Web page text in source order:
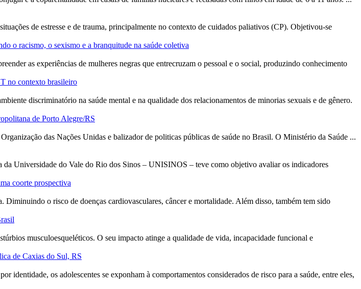
de estresse e de trauma, principalmente no contexto de cuidados paliativos (CP). Objetivou-se
o racismo, o sexismo e a branquitude na saúde coletiva
as experiências de mulheres negras que entrecruzam o pessoal e o social, produzindo conhecimento
no contexto brasileiro
discriminatório na saúde mental e na qualidade dos relacionamentos de minorias sexuais e de gênero.
de Porto Alegre/RS
das Nações Unidas e balizador de politicas públicas de saúde no Brasil. O Ministério da Saúde ...
da Universidade do Vale do Rio dos Sinos – UNISINOS – teve como objetivo avaliar os indicadores
coorte prospectiva
o risco de doenças cardiovasculares, câncer e mortalidade. Além disso, também tem sido
musculoesqueléticos. O seu impacto atinge a qualidade de vida, incapacidade funcional e
de Caxias do Sul, RS
identidade, os adolescentes se exponham à comportamentos considerados de risco para a saúde, entre eles,